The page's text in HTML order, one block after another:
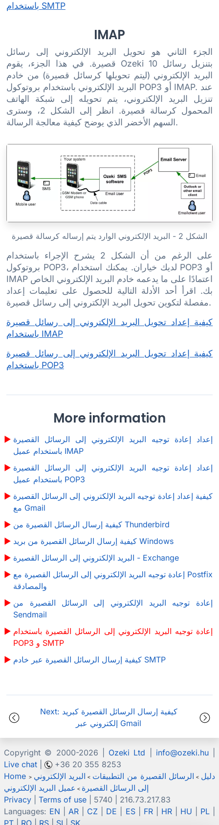
باستخدام SMTP
IMAP
الجزء الثاني هو تحويل البريد الإلكتروني إلى رسائل
قصيرة. في هذا الجزء، يقوم Ozeki 10 بتنزيل رسائل
البريد الإلكتروني (ليتم تحويلها كرسائل قصيرة) من خادم
البريد الإلكتروني باستخدام بروتوكول POP3 أو IMAP. عند
تنزيل البريد الإلكتروني، يتم تحويله إلى شبكة الهاتف
المحمول كرسالة قصيرة. انظر إلى الشكل 2، وسترى
السهم الأخضر الذي يوضح كيفية معالجة الرسالة.
الشكل 2 - البريد الإلكتروني الوارد يتم إرساله كرسالة قصيرة
على الرغم من أن الشكل 2 يشرح الإجراء باستخدام
بروتوكول POP3، لديك خياران. يمكنك استخدام POP3 أو
IMAP اعتمادًا على ما يدعمه خادم البريد الإلكتروني الخاص
بك. اقرأ أحد الأدلة التالية للحصول على تعليمات إعداد
مفصلة لتكوين تحويل البريد الإلكتروني إلى رسائل قصيرة.
كيفية إعداد تحويل البريد الإلكتروني إلى رسائل قصيرة
باستخدام IMAP
كيفية إعداد تحويل البريد الإلكتروني إلى رسائل قصيرة
باستخدام POP3
More information
إعداد إعادة توجيه البريد الإلكتروني إلى الرسائل القصيرة
باستخدام عميل IMAP
إعداد إعادة توجيه البريد الإلكتروني إلى الرسائل القصيرة
باستخدام عميل POP3
كيفية إعداد إعادة توجيه البريد الإلكتروني إلى الرسائل القصيرة
مع Gmail
كيفية إرسال الرسائل القصيرة من Thunderbird
كيفية إرسال الرسائل القصيرة من بريد Windows
البريد الإلكتروني إلى الرسائل القصيرة - Exchange
إعادة توجيه البريد الإلكتروني إلى الرسائل القصيرة مع Postfix
والمصادقة
إعادة توجيه البريد الإلكتروني إلى الرسائل القصيرة من
Sendmail
إعادة توجيه البريد الإلكتروني إلى الرسائل القصيرة باستخدام
POP3 و SMTP
كيفية إرسال الرسائل القصيرة عبر خادم SMTP
Next: كيفية إرسال الرسائل القصيرة كبريد
إلكتروني عبر Gmail
Copyright © 2000-2026 | Ozeki Ltd info@ozeki.hu|
Live chat
+36 20 355 8253
Home > دليل > الرسائل القصيرة من التطبيقات > البريد الإلكتروني
إلى الرسائل القصيرة > عميل البريد الإلكتروني
Privacy
Terms of use | 5740 | 216.73.217.83
Languages: EN AR CZ DE ES| FR| HR| HU PL
PT
RO RS SI SK